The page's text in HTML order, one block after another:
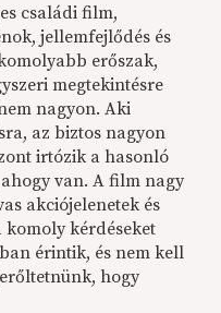
családi film,
jellemfejlődés és
erőszak,
megtekintésre
nagyon. Aki
az biztos nagyon
irtózik a hasonló
van. A film nagy
akciójelenetek és
komoly kérdéseket
érintik, és nem kell
hogy